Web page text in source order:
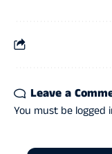
Leave a
You must be logged